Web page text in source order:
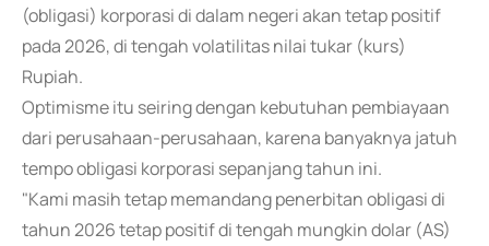
(obligasi) korporasi di dalam negeri akan tetap positif
pada 2026, di tengah volatilitas nilai tukar (kurs)
Rupiah.
Optimisme itu seiring dengan kebutuhan pembiayaan
dari perusahaan-perusahaan, karena banyaknya jatuh
tempo obligasi korporasi sepanjang tahun ini.
"Kami masih tetap memandang penerbitan obligasi di
tahun 2026 tetap positif di tengah mungkin dolar (AS)